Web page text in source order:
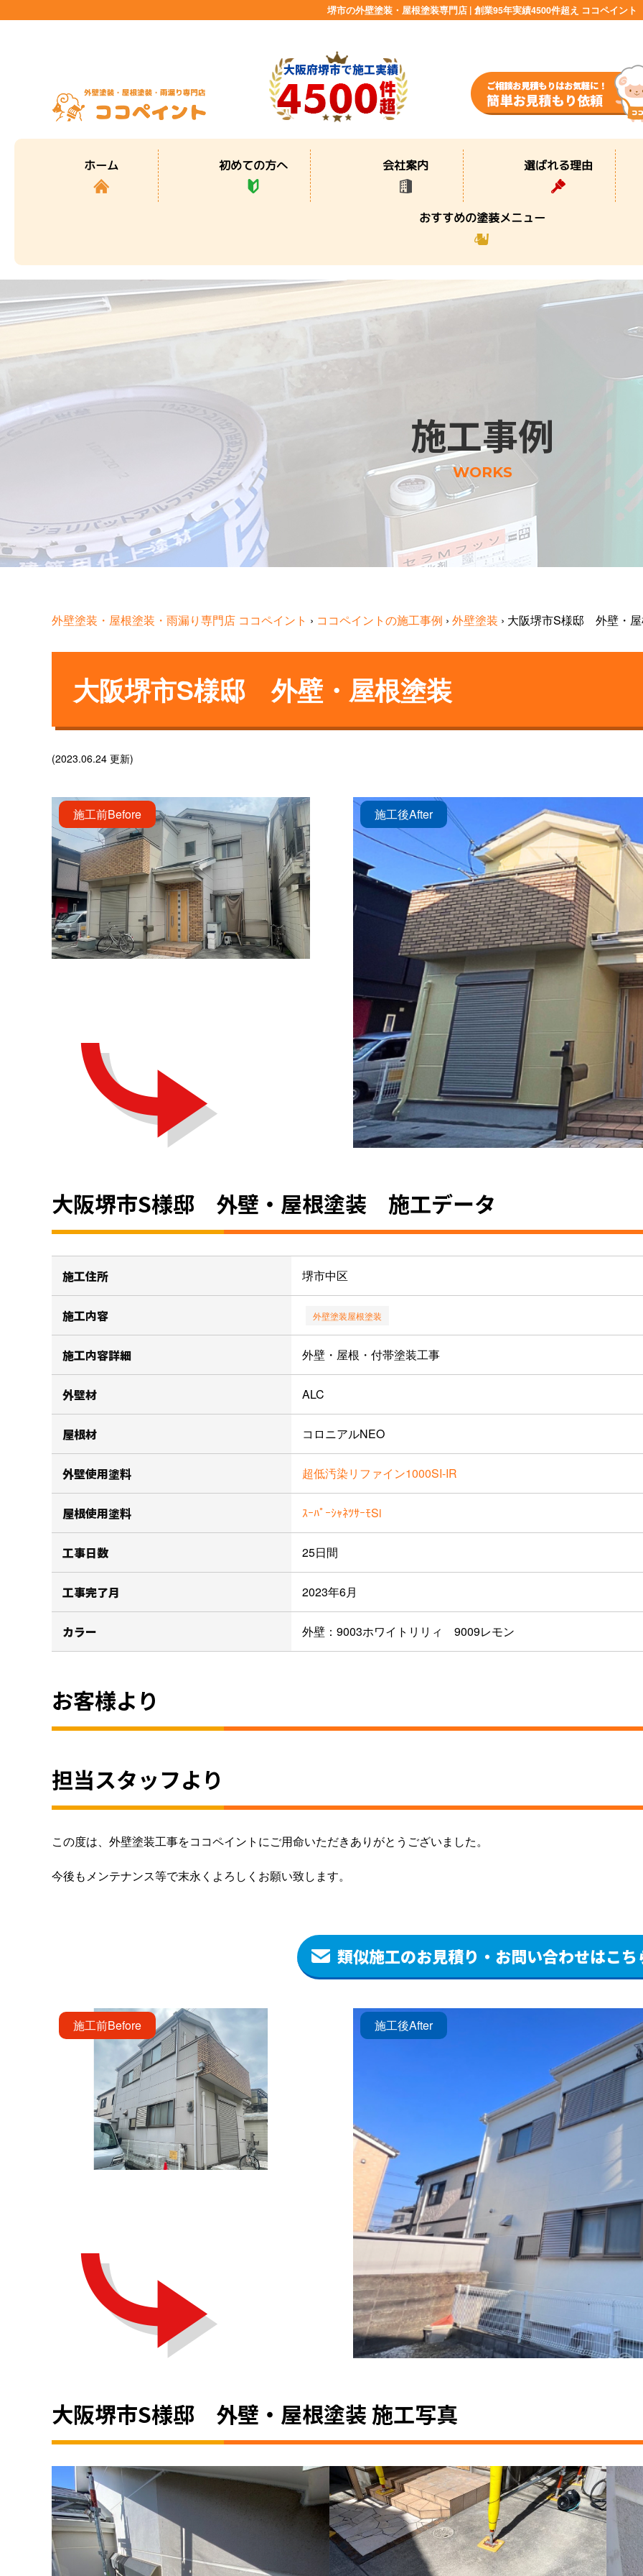
堺市の外壁塗装・屋根塗装専門店 | 創業95年実績4500件超え ココペイント
ホーム 初めての方へ 会社案内 選ばれる理由
おすすめの塗装メニュー
施工事例
WORKS
外壁塗装・屋根塗装・雨漏り専門店 ココペイント › ココペイントの施工事例 › 外壁塗装 › 大阪堺市S様邸 外壁・
大阪堺市S様邸 外壁・屋根塗装
(2023.06.24 更新)
施工前Before 施工後After
大阪堺市S様邸 外壁・屋根塗装 施工データ
施工住所 堺市中区
施工内容 外壁塗装屋根塗装
施工内容詳細 外壁・屋根・付帯塗装工事
外壁材 ALC
屋根材 コロニアルNEO
外壁使用塗料 超低汚染リファイン1000SI-IR
屋根使用塗料 ｽｰﾊﾟｰｼｬﾈﾂｻｰﾓSi
工事日数 25日間
工事完了月 2023年6月
カラー 外壁：9003ホワイトリリィ 9009レモン
お客様より
担当スタッフより
この度は、外壁塗装工事をココペイントにご用命いただきありがとうございました。
今後もメンテナンス等で末永くよろしくお願い致します。
類似施工のお見積り・ お問い合わせはこち
施工前Before 施工後After
大阪堺市S様邸 外壁・屋根塗装 施工写真